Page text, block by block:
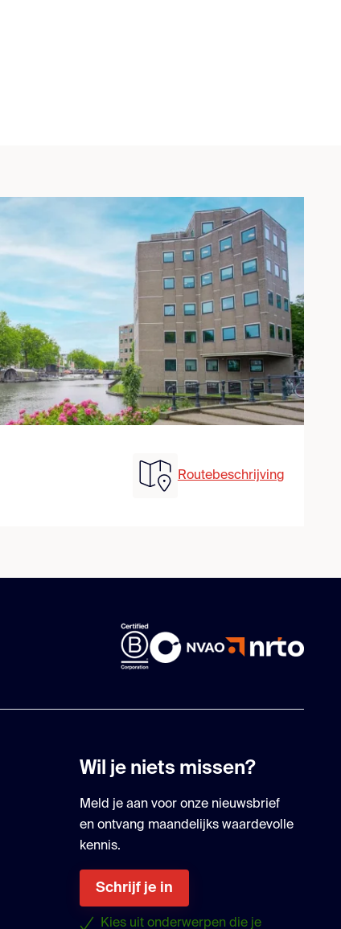
Routebeschrijving
Wil je niets missen?
Meld je aan voor onze nieuwsbrief
en ontvang maandelijks waardevolle
kennis.
Schrijf je in
Kies uit onderwerpen die je